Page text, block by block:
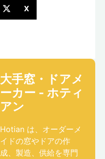
X
大手窓・ドアメ
ーカー - ホティ
アン
Hotian は、オーダーメ
イドの窓やドアの作
成、製造、供給を専門